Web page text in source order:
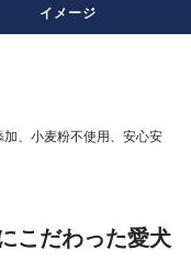
イメージ
こだわった愛犬